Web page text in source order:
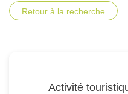
Retour à la recherche
Activité